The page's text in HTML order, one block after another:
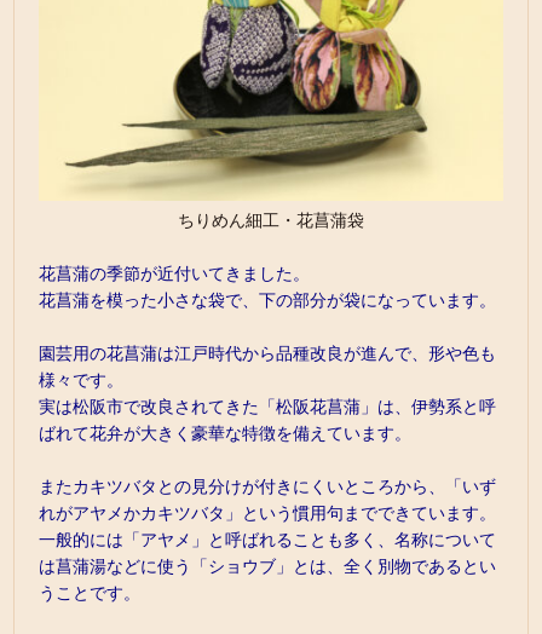
ちりめん細工・花菖蒲袋
花菖蒲の季節が近付いてきました。
花菖蒲を模った小さな袋で、下の部分が袋になっています。
園芸用の花菖蒲は江戸時代から品種改良が進んで、形や色も
様々です。
実は松阪市で改良されてきた「松阪花菖蒲」は、伊勢系と呼
ばれて花弁が大きく豪華な特徴を備えています。
またカキツバタとの見分けが付きにくいところから、「いず
れがアヤメかカキツバタ」という慣用句までできています。
一般的には「アヤメ」と呼ばれることも多く、名称について
は菖蒲湯などに使う「ショウブ」とは、全く別物であるとい
うことです。